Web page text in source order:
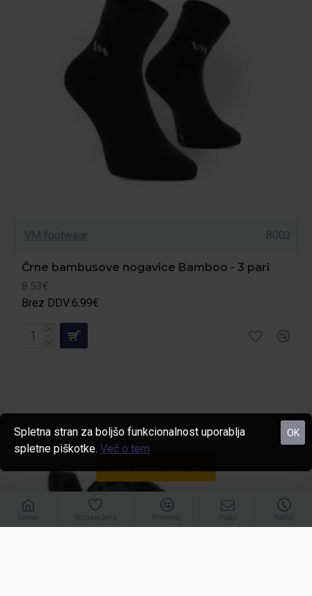
VM footwear 8003
Črne bambusove nogavice Bamboo - 3 pari
8.53€
Brez DDV:6.99€
Domov Seznam želja Primerjaj Pokliči
OK
Spletna stran za boljšo funkcionalnost uporablja
spletne piškotke. Več o tem